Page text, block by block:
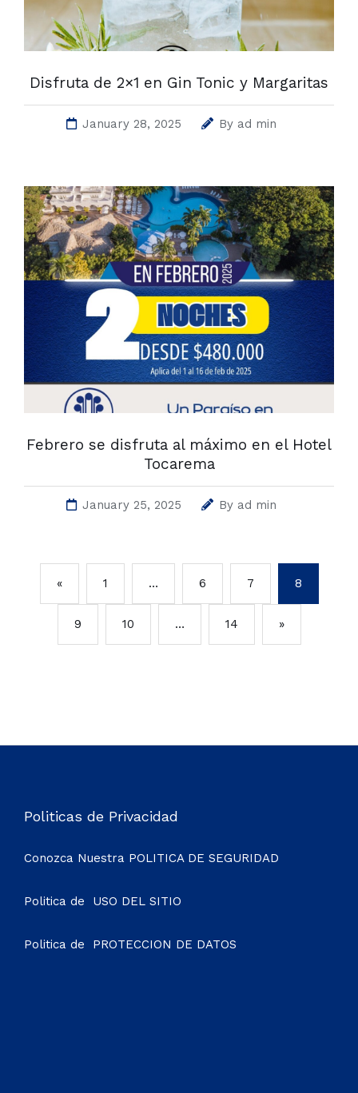
Disfruta de 2×1 en Gin Tonic y Margaritas
January 28, 2025 By ad min
Febrero se disfruta al máximo en el Hotel
Tocarema
January 25, 2025 By ad min
« 1 … 6 7 8
9 10 … 14 »
Politicas de Privacidad
Conozca Nuestra POLITICA DE SEGURIDAD
Politica de USO DEL SITIO
Politica de PROTECCION DE DATOS